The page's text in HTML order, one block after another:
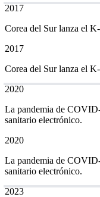
2017
Corea del Sur lanza el
2017
Corea del Sur lanza el
2020
La pandemia de
sanitario electrónico.
2020
La pandemia de
sanitario electrónico.
2023